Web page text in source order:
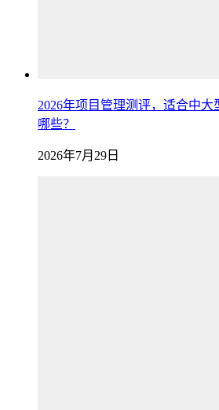
2026年项目管理测评，适合中
哪些？
2026年7月29日